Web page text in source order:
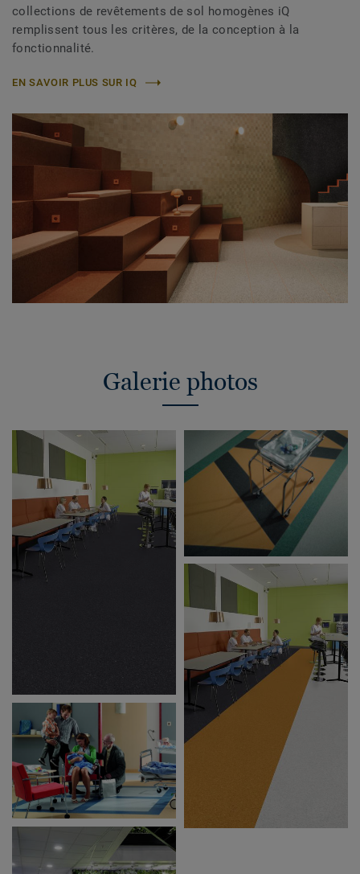
collections de revêtements de sol homogènes iQ
remplissent tous les critères, de la conception à la
fonctionnalité.
EN SAVOIR PLUS SUR IQ
Galerie photos